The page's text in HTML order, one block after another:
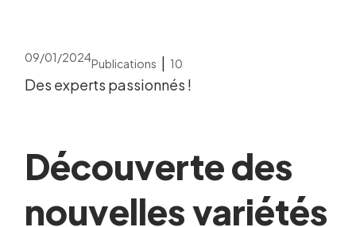
09/01/2024Publications | 10
Des experts passionnés !
Découverte des
nouvelles variétés